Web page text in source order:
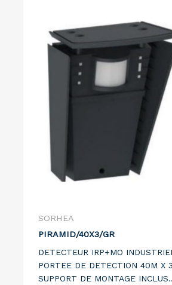
SORHEA
PIRAMID/40X3/GR
DETECTEUR IRP+MO
PORTEE DE DETECTION 40M X
SUPPORT DE MONTAGE INCLUS.